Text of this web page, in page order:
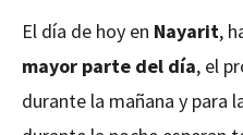
El día de hoy en Nayarit,
mayor parte del día, el
durante la mañana y para